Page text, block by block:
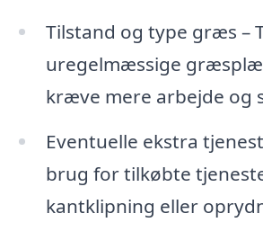
Tilstand og type græs –
uregelmæssige
kræve mere arbejde og
Eventuelle ekstra
brug for tilkøbte
kantklipning eller